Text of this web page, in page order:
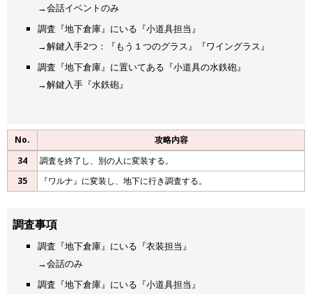
→会話イベントのみ
調査『地下倉庫』にいる『小道具担当』
→解鍵入手2つ：『もう１つのグラス』『ワイングラス』
調査『地下倉庫』に置いてある『小道具の水鉄砲』
→解鍵入手『水鉄砲』
No.
攻略内容
34
調査を終了し、別の人に変装する。
35
『ワルナ』に変装し、地下に行き調査する。
調査事項
調査『地下倉庫』にいる『衣装担当』
→会話のみ
調査『地下倉庫』にいる『小道具担当』